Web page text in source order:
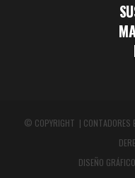
© COPYRIGHT | CONTADORES
DISEÑO